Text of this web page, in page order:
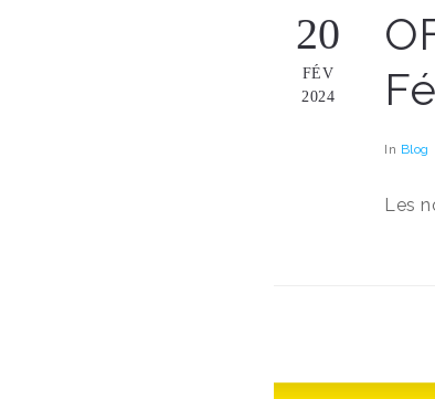
20
FÉV
2024
In Blog
Les